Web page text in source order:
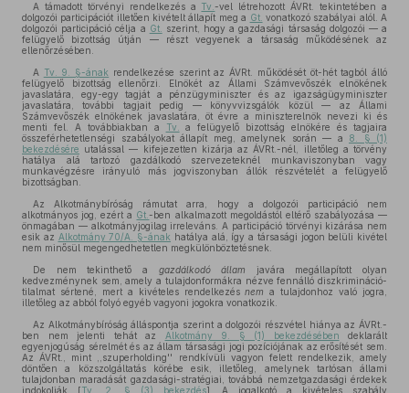
A támadott törvényi rendelkezés a Tv.-vel létrehozott ÁVRt. tekintetében a
dolgozói participációt illetően kivételt állapít meg a Gt. vonatkozó szabályai alól. A
dolgozói participáció célja a Gt.
szerint, hogy a gazdasági társaság dolgozói — a
felügyelő bizottság útján — részt vegyenek a társaság működésének az
ellenőrzésében.
A Tv. 9. §-ának rendelkezése szerint az ÁVRt. működését öt-hét tagból álló
felügyelő bizottság ellenőrzi. Elnökét az Állami Számvevőszék elnökének
javaslatára, egy-egy tagját a pénzügyminiszter és az igazságügyminiszter
javaslatára, további tagjait pedig — könyvvizsgálók közül — az Állami
Számvevőszék elnökének javaslatára, öt évre a miniszterelnök nevezi ki és
menti fel. A továbbiakban a
Tv.
a felügyelő bizottság elnökére és tagjaira
összeférhetetlenségi szabályokat állapít meg, amelynek során — a 8. § (1)
bekezdésére utalással — kifejezetten kizárja az ÁVRt.-nél, illetőleg a törvény
hatálya alá tartozó gazdálkodó szervezeteknél munkaviszonyban vagy
munkavégzésre irányuló más jogviszonyban állók részvételét a felügyelő
bizottságban.
Az Alkotmánybíróság rámutat arra, hogy a dolgozói participáció nem
alkotmányos jog, ezért a Gt.-ben alkalmazott megoldástól eltérő szabályozása —
önmagában — alkotmányjogilag irreleváns. A participáció törvényi kizárása nem
esik az Alkotmány 70/A. §-ának hatálya alá, így a társasági jogon belüli kivétel
nem minősül megengedhetetlen megkülönböztetésnek.
De nem tekinthető a gazdálkodó állam javára megállapított olyan
kedvezménynek sem, amely a tulajdonformákra nézve fennálló diszkrimináció-
tilalmat sértené, mert a kivételes rendelkezésnem a tulajdonhoz való jogra,
illetőleg az abból folyó egyéb vagyoni jogokra vonatkozik.
Az Alkotmánybíróság álláspontja szerint a dolgozói részvétel hiánya az ÁVRt.-
ben nem jelenti tehát az
Alkotmány 9. § (1) bekezdésében deklarált
egyenjogúság sérelmét és az állam társasági jogi pozíciójának az erősítését sem.
Az ÁVRt., mint ,,szuperholding'' rendkívüli vagyon felett rendelkezik, amely
döntően a közszolgáltatás körébe esik, illetőleg, amelynek tartósan állami
tulajdonban maradását gazdasági-stratégiai, továbbá nemzetgazdasági érdekek
indokolják [Tv. 2. § (3) bekezdés]. A jogalkotó a kivételes szabály